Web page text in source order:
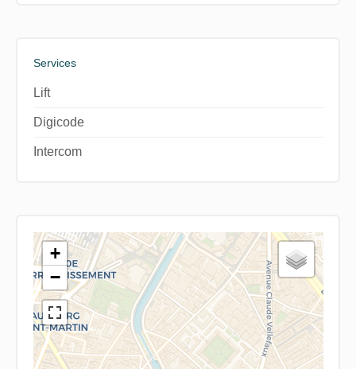
Services
Lift
Digicode
Intercom
+
−